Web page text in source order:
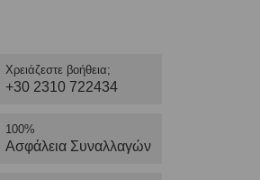
Χρειάζεστε βοήθεια;
+30 2310 722434
100%
Ασφάλεια Συναλλαγών